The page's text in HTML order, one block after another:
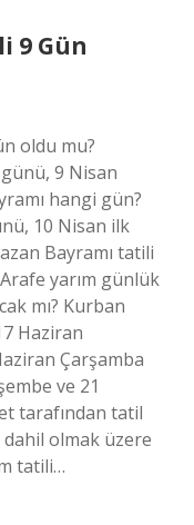
9 Gün
oldu mu?
günü, 9 Nisan
hangi gün?
10 Nisan ilk
Bayramı tatili
yarım günlük
mı? Kurban
Haziran
Çarşamba
ve 21
tarafından tatil
olmak üzere
tatili…